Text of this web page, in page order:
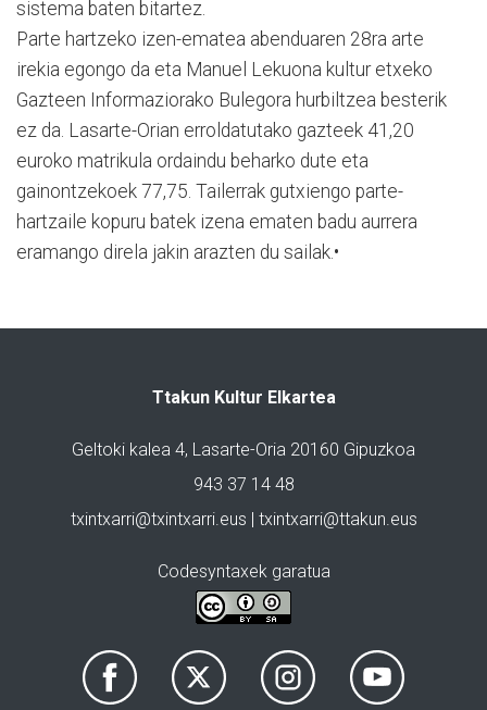
sistema baten bitartez.
Parte hartzeko izen-ematea abenduaren 28ra arte
irekia egongo da eta Manuel Lekuona kultur etxeko
Gazteen Informaziorako Bulegora hurbiltzea besterik
ez da. Lasarte-Orian erroldatutako gazteek 41,20
euroko matrikula ordaindu beharko dute eta
gainontzekoek 77,75. Tailerrak gutxiengo parte-
hartzaile kopuru batek izena ematen badu aurrera
eramango direla jakin arazten du sailak.•
Ttakun Kultur Elkartea
Geltoki kalea 4, Lasarte-Oria 20160 Gipuzkoa
943 37 14 48
txintxarri@txintxarri.eus | txintxarri@ttakun.eus
Codesyntaxek garatua